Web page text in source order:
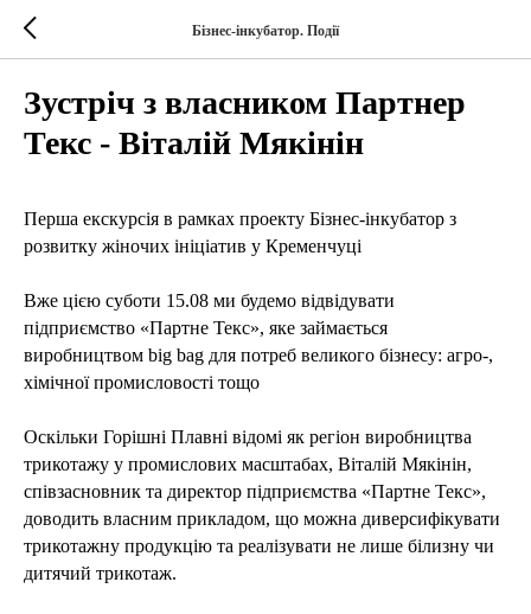
Бізнес-інкубатор. Події
Зустріч з власником Партнер
Текс - Віталій Мякінін
Перша екскурсія в рамках проекту Бізнес-інкубатор з
розвитку жіночих ініціатив у Кременчуці
Вже цією суботи 15.08 ми будемо відвідувати
підприємство «Партне Текс», яке займається
виробництвом big bag для потреб великого бізнесу: агро-,
хімічної промисловості тощо
Оскільки Горішні Плавні відомі як регіон виробництва
трикотажу у промислових масштабах, Віталій Мякінін,
співзасновник та директор підприємства «Партне Текс»,
доводить власним прикладом, що можна диверсифікувати
трикотажну продукцію та реалізувати не лише білизну чи
дитячий трикотаж.